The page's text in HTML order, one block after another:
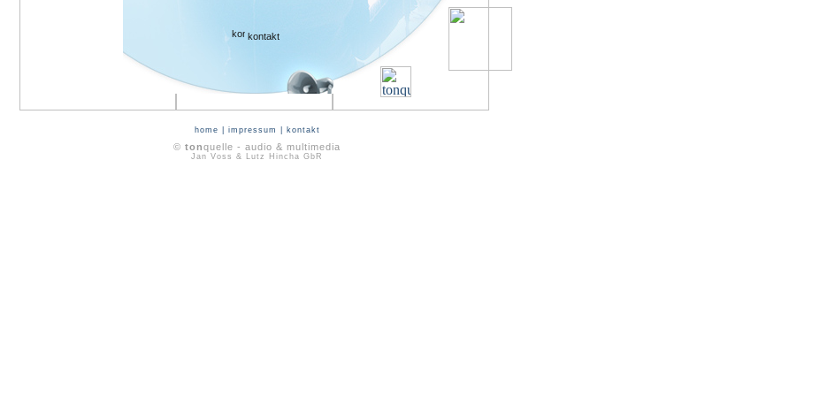
kontakt
home impressum kontakt
© tonquelle - audio & multimedia
Jan Voss & Lutz Hincha GbR